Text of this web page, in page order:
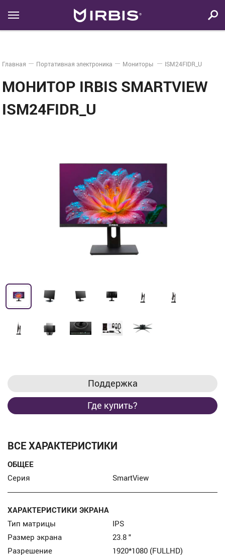
Главная Портативная электроника Мониторы ISM24FIDR_U
МОНИТОР IRBIS SMARTVIEW
ISM24FIDR_U
Поддержка
Где купить?
ВСЕ ХАРАКТЕРИСТИКИ
ОБЩЕЕ
Серия
SmartView
ХАРАКТЕРИСТИКИ ЭКРАНА
Тип матрицы
IPS
Размер экрана
23.8 "
Разрешение
1920*1080 (FULLHD)